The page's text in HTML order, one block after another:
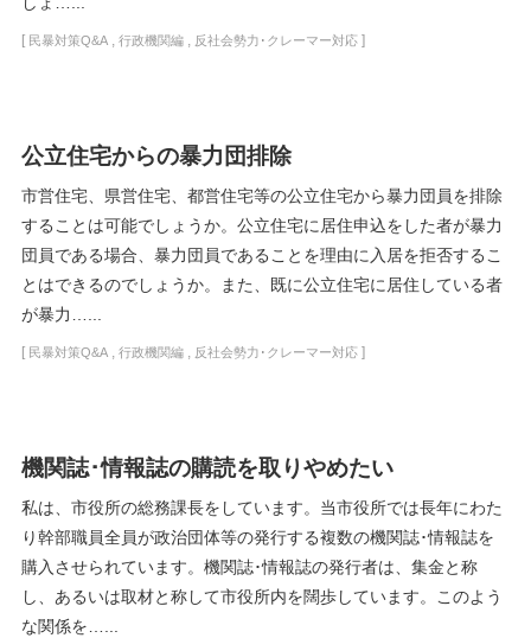
[ 民暴対策Q&A, 行政機関編, 反社会勢力･クレーマー対応]
公立住宅からの暴力団排除
市営住宅、県営住宅、都営住宅等の公立住宅から暴力団員を排除
することは可能でしょうか。公立住宅に居住申込をした者が暴力
団員である場合、暴力団員であることを理由に入居を拒否するこ
とはできるのでしょうか。また、既に公立住宅に居住している者
が暴力…...
[ 民暴対策Q&A, 行政機関編, 反社会勢力･クレーマー対応]
機関誌･情報誌の購読を取りやめたい
私は、市役所の総務課長をしています。当市役所では長年にわた
り幹部職員全員が政治団体等の発行する複数の機関誌･情報誌を
購入させられています。機関誌･情報誌の発行者は、集金と称
し、あるいは取材と称して市役所内を闊歩しています。このよう
な関係を…...